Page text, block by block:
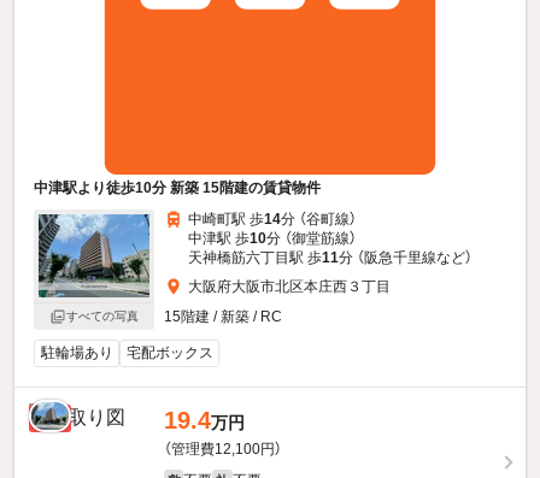
中津駅より徒歩10分 新築 15階建の賃貸物件
すべての写真
中崎町駅 歩14分 （谷町線）
中津駅 歩10分 （御堂筋線）
天神橋筋六丁目駅 歩11分 （阪急千里線など）
大阪府大阪市北区本庄西３丁目
15階建 / 新築 / RC
駐輪場あり 宅配ボックス
新着 19.4万円
（管理費12,100円）